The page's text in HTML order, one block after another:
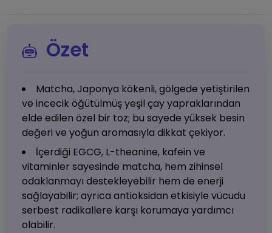
Özet
Matcha, Japonya kökenli, gölgede yetiştirilen
ve incecik öğütülmüş yeşil çay yapraklarından
elde edilen özel bir toz; bu sayede yüksek besin
değeri ve yoğun aromasıyla dikkat çekiyor.
İçerdiği EGCG, L-theanine, kafein ve
vitaminler sayesinde matcha, hem zihinsel
odaklanmayı destekleyebilir hem de enerji
sağlayabilir; ayrıca antioksidan etkisiyle vücudu
serbest radikallere karşı korumaya yardımcı
olabilir.